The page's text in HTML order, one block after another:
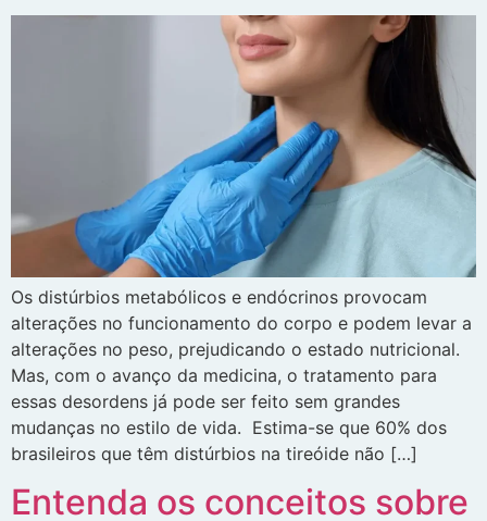
Os distúrbios metabólicos e endócrinos provocam
alterações no funcionamento do corpo e podem levar a
alterações no peso, prejudicando o estado nutricional.
Mas, com o avanço da medicina, o tratamento para
essas desordens já pode ser feito sem grandes
mudanças no estilo de vida. Estima-se que 60% dos
brasileiros que têm distúrbios na tireóide não […]
Entenda os conceitos sobre